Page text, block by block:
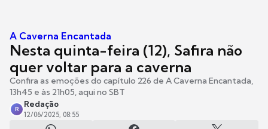
A Caverna Encantada
Nesta quinta-feira (12), Safira não
quer voltar para a caverna
Confira as emoções do capítulo 226 de A Caverna Encantada,
13h45 e às 21h05, aqui no SBT
R
Redação
12/06/2025, 08:55